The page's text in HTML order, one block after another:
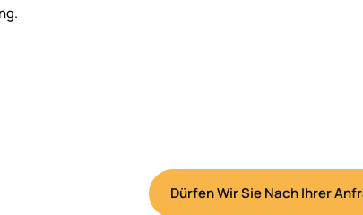
Dürfen Wir Sie Nach Ihrer